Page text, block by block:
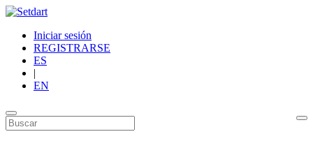
Iniciar sesión
REGISTRARSE
ES
|
EN